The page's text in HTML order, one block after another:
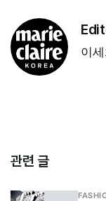
이
관련 글